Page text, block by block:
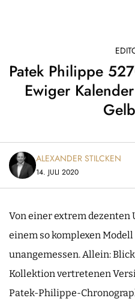
Patek Philippe
Ewiger
ALEXANDER STILCKEN
14. JULI 2020
Von einer extrem dezenten
einem so komplexen
unangemessen. Allein:
Kollektion vertretenen
Patek-Philippe-